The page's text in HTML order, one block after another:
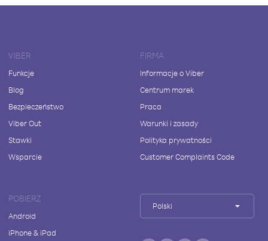
VIBER
Funkcje
Blog
Bezpieczeństwo
Viber Out
Stawki
Wsparcie
FIRMA
Informacje o Viber
Centrum marek
Praca
Warunki i zasady
Polityka prywatności
Customer Complaints Code
POBIERZ
Android
iPhone & iPad
Polski